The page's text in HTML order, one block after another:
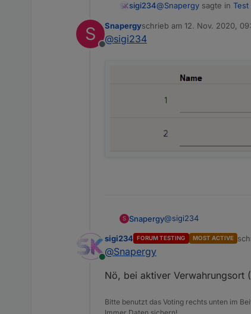
sigi234@Snapergy sagte in Test
S
Offline
Snapergyschrieb am 12. Nov. 2020,
zuletzt editiert von
@sigi234
S Snapergy@sigi234
Online
sigi234 FORUM TESTING MOST ACTIVE
@Snapergy
Nö, bei aktiver Verwahrungsort
Bitte benutzt das Voting rechts unten im